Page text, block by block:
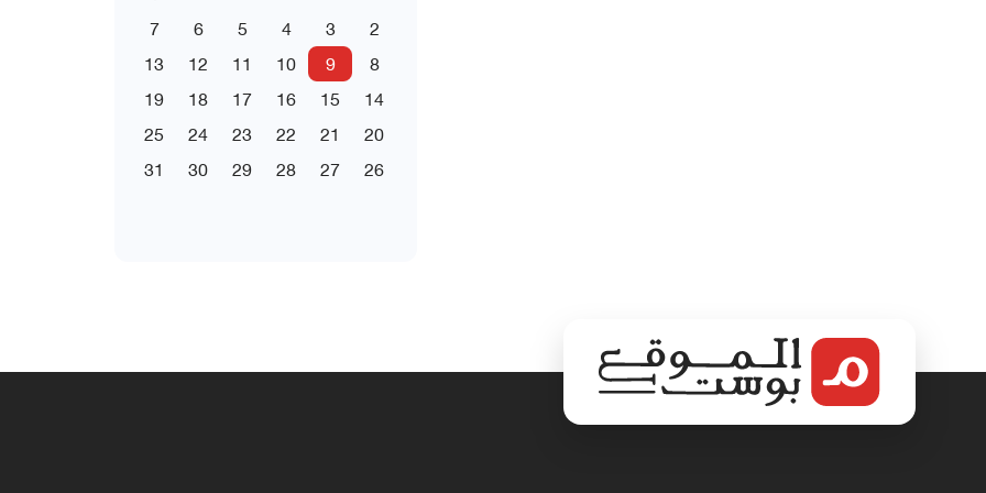
2
3
4
5
6
7
8
9
10
11
12
13
14
15
16
17
18
19
20
21
22
23
24
25
26
27
28
29
30
31